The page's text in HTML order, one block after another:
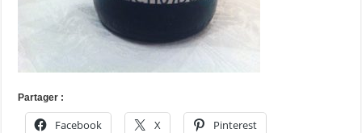
Partager :
Facebook X Pinterest